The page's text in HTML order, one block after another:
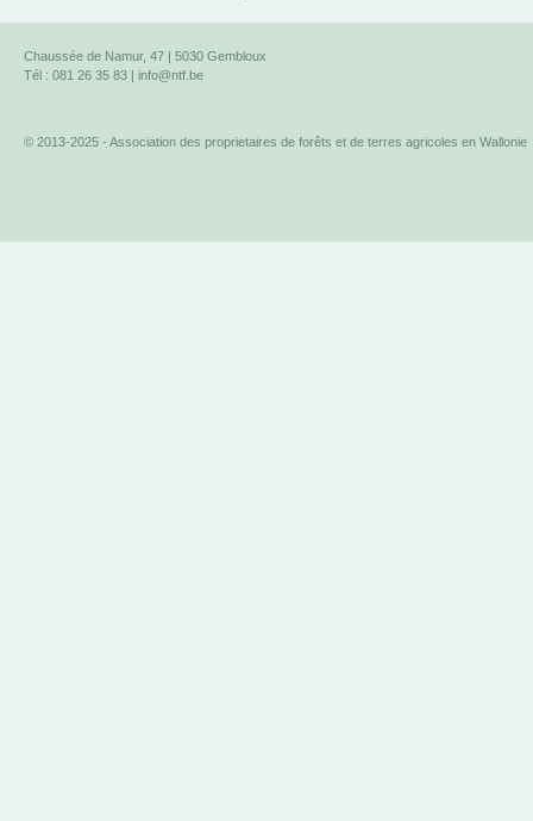
Chaussée de Namur, 47 | 5030 Gembloux
Tél : 081 26 35 83 | info@ntf.be
© 2013-2025 - Association des proprietaires de forêts et de terres agricoles en Wallonie